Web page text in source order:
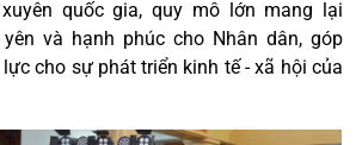
quốc gia, quy mô lớn mang lại
và hạnh phúc cho Nhân dân, góp
cho sự phát triển kinh tế - xã hội của